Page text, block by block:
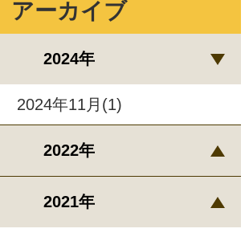
アーカイブ
2024年
2024年11月(1)
2022年
2021年